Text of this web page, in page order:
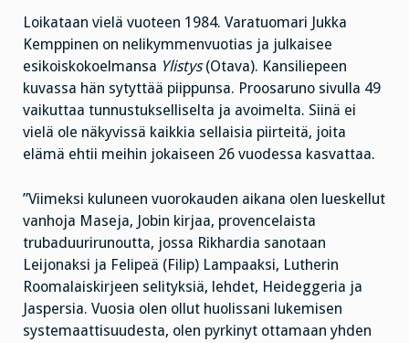
Loikataan vielä vuoteen 1984. Varatuomari Jukka
Kemppinen on nelikymmenvuotias ja julkaisee
esikoiskokoelmansa Ylistys(Otava). Kansiliepeen
kuvassa hän sytyttää piippunsa. Proosaruno sivulla 49
vaikuttaa tunnustukselliselta ja avoimelta. Siinä ei
vielä ole näkyvissä kaikkia sellaisia piirteitä, joita
elämä ehtii meihin jokaiseen 26 vuodessa kasvattaa.
”Viimeksi kuluneen vuorokauden aikana olen lueskellut
vanhoja Maseja, Jobin kirjaa, provencelaista
trubaduurirunoutta, jossa Rikhardia sanotaan
Leijonaksi ja Felipeä (Filip) Lampaaksi, Lutherin
Roomalaiskirjeen selityksiä, lehdet, Heideggeria ja
Jaspersia. Vuosia olen ollut huolissani lukemisen
systemaattisuudesta, olen pyrkinyt ottamaan yhden